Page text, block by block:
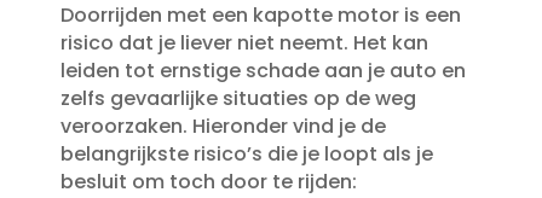
Doorrijden met een kapotte motor is een
risico dat je liever niet neemt.​ Het kan
leiden tot ernstige schade aan je auto en
zelfs gevaarlijke situaties op de weg
veroorzaken.​ Hieronder vind je de
belangrijkste risico’s die je loopt als je
besluit om toch door te rijden: